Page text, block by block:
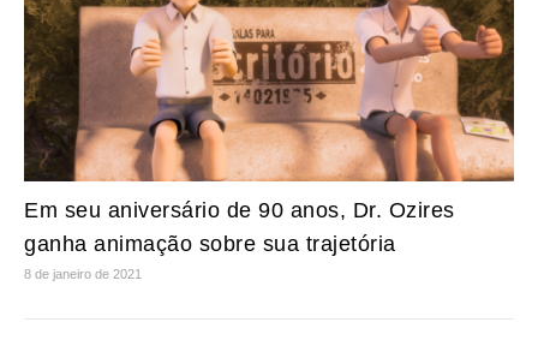
Em seu aniversário de 90 anos, Dr. Ozires
ganha animação sobre sua trajetória
8 de janeiro de 2021